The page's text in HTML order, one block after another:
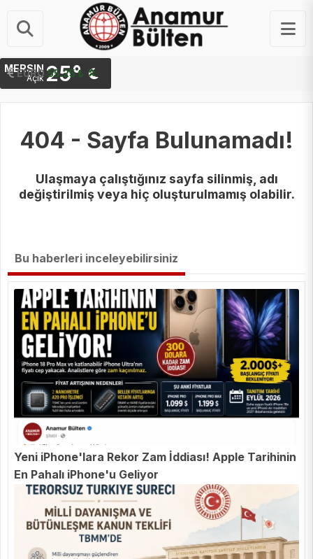
EURO
STERLIN 64.48 ₺
MERSIN
Açık 25°
404 - Sayfa Bulunamadı!
Ulaşmaya çalıştığınız sayfa silinmiş, adı
değiştirilmiş veya hiç oluşturulmamış olabilir.
Bu haberleri inceleyebilirsiniz
Yeni iPhone'lara Rekor Zam İddiası! Apple Tarihinin
En Pahalı iPhone'u Geliyor